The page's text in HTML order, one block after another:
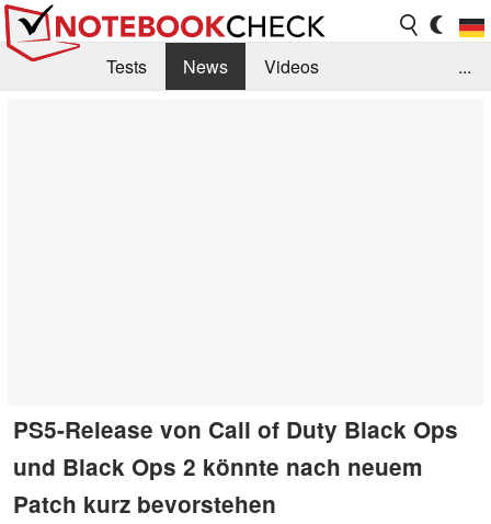
Tests News
Videos
...
PS5-Release von Call of Duty Black Ops
und Black Ops 2 könnte nach neuem
Patch kurz bevorstehen